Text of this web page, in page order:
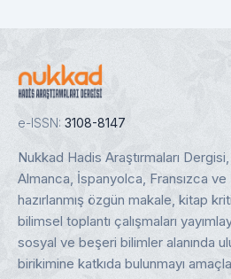
e-ISSN: 3108-8147
Nukkad Hadis Araştırmaları
Almanca, İspanyolca, Fransızca
hazırlanmış özgün makale, kitap
bilimsel toplantı çalışmaları
sosyal ve beşeri bilimler alanında
birikimine katkıda bulunmayı